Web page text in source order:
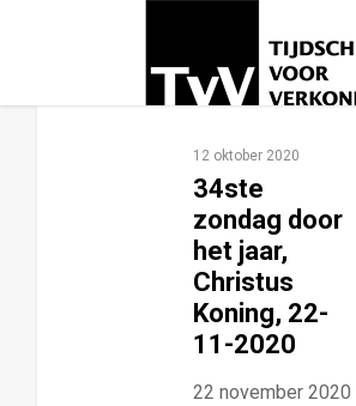
12 oktober 2020
34ste
zondag door
het jaar,
Christus
Koning, 22-
11-2020
22 november 2020